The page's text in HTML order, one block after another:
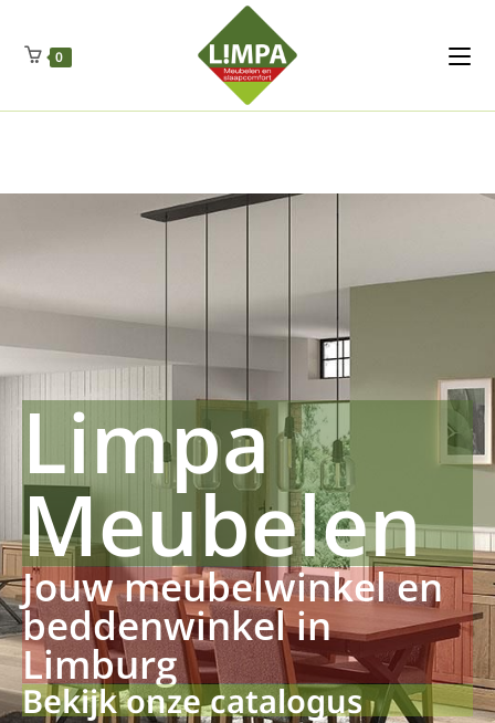
Regenschut
Drueckerpro
Fettsauren Dekemax Kapselmed
Luftkuhlen Zauberfan Netzfenste Insektensc
0
Limpa
Meubelen
Jouw meubelwinkel en
beddenwinkel in
Limburg
Bekijk onze catalogus